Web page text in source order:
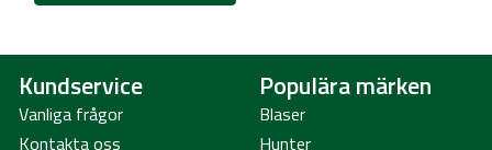
Kundservice
Vanliga frågor
Kontakta oss
Populära märken
Blaser
Hunter